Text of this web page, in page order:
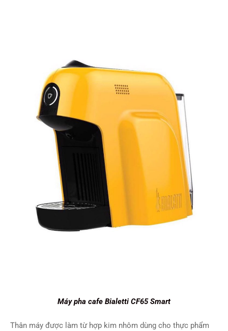
Máy pha cafe Bialetti CF65 Smart
Thân máy được làm từ hợp kim nhôm dùng cho thực phẩm